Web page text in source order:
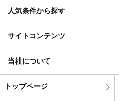
人気条件から探す
サイトコンテンツ
当社について
トップページ